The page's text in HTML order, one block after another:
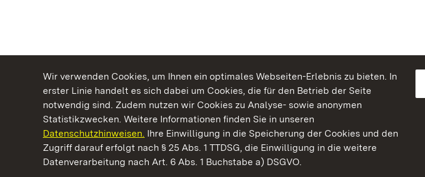
Wir verwenden Cookies, um Ihnen ein optimales Webseiten-Erlebnis zu bieten. In
erster Linie handelt es sich dabei um Cookies, die für den Betrieb der Seite
notwendig sind. Zudem nutzen wir Cookies zu Analyse- sowie anonymen
Statistikzwecken. Weitere Informationen finden Sie in unseren
Datenschutzhinweisen. Ihre Einwilligung in die Speicherung der Cookies und den
Zugriff darauf erfolgt nach § 25 Abs. 1 TTDSG, die Einwilligung in die weitere
Datenverarbeitung nach Art. 6 Abs. 1 Buchstabe a) DSGVO.
Kommen. Staunen. Genießen.